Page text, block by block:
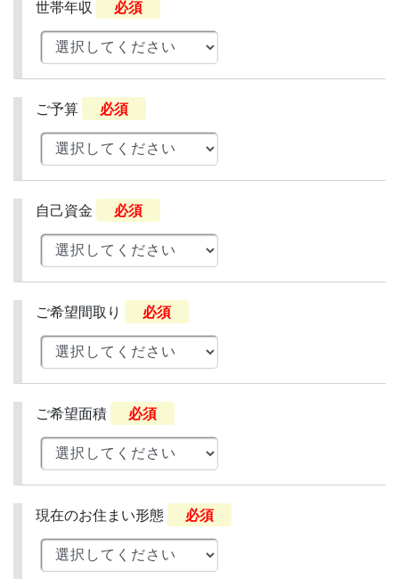
世帯年収 必須
ご予算 必須
自己資金 必須
ご希望間取り 必須
ご希望面積 必須
現在のお住まい形態 必須